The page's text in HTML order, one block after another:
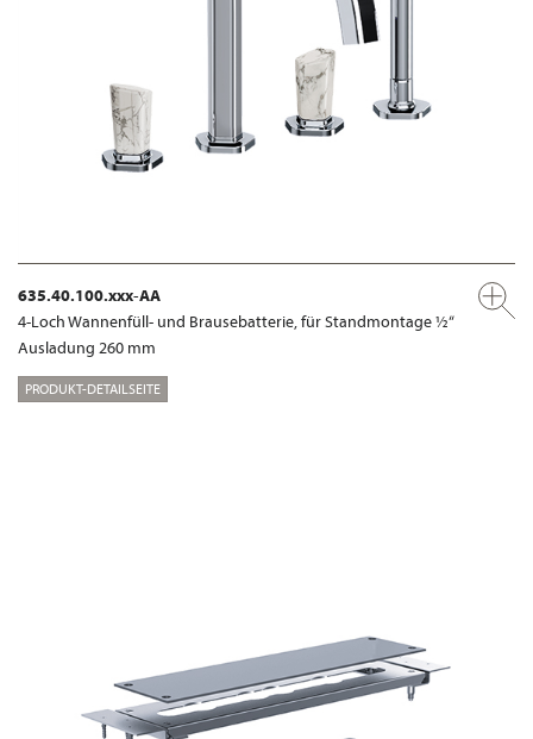
635.40.100.xxx-AA
4-Loch Wannenfüll- und Brausebatterie, für Standmontage ½“
Ausladung 260 mm
PRODUKT-DETAILSEITE